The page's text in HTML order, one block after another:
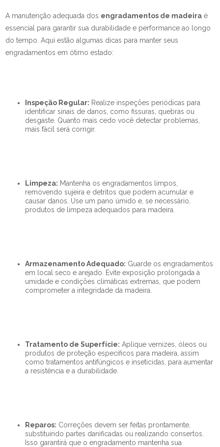
A manutenção adequada dos engradamentos de madeira é
essencial para garantir sua durabilidade e performance ao longo
do tempo. Aqui estão algumas dicas para manter seus
engradamentos em ótimo estado:
Inspeção Regular: Realize inspeções periódicas para
identificar sinais de danos, como fissuras, quebras ou
desgaste. Quanto mais cedo você detectar problemas,
mais fácil será corrigir.
Limpeza: Mantenha os engradamentos limpos,
removendo sujeira e detritos que podem acumular e
causar danos. Use um pano úmido e, se necessário,
produtos de limpeza adequados para madeira.
Armazenamento Adequado: Guarde os engradamentos
em local seco e arejado. Evite exposição prolongada à
umidade e condições climáticas extremas, que podem
comprometer a integridade da madeira.
Tratamento de Superfície: Aplique vernizes, óleos ou
produtos de proteção específicos para madeira, assim
como tratamentos antifúngicos e inseticidas, para aumentar
a resistência e a durabilidade.
Reparos: Correções devem ser feitas prontamente,
substituindo partes danificadas ou realizando consertos.
Isso garantirá que o engradamento mantenha sua